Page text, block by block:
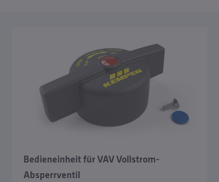
Bedieneinheit für VAV Vollstrom-
Absperrventil